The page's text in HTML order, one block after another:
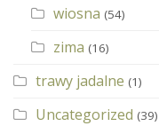
wiosna (54)
zima (16)
trawy jadalne (1)
Uncategorized (39)